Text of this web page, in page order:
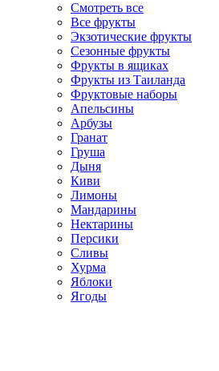
Смотреть все
Все фрукты
Экзотические фрукты
Сезонные фрукты
Фрукты в ящиках
Фрукты из Таиланда
Фруктовые наборы
Апельсины
Арбузы
Гранат
Груша
Дыня
Киви
Лимоны
Мандарины
Нектарины
Персики
Сливы
Хурма
Яблоки
Ягоды